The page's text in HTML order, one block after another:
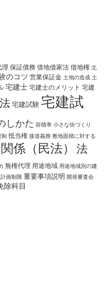
理 保証債務 借地借家法 借地権 北
のコツ 営業保証金 土地の造成 土
宅建士 宅建士のメリット 宅建
宅建試験 宅建試
しかた 容積率 小さな街づくり
制 抵当権 接道義務 敷地面積に対する
係（民法）
法
無権代理 用途地域 用途地域別の建
画制限 重要事項説明 開発審査会
除科目